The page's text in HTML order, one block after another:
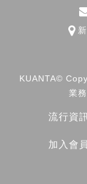
KUANTA©
業
流行資
加入會員